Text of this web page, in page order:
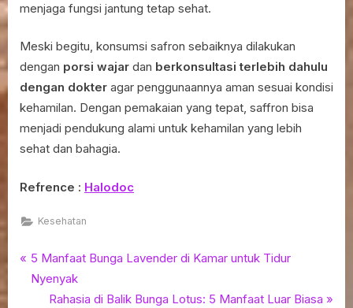
menjaga fungsi jantung tetap sehat.
Meski begitu, konsumsi safron sebaiknya dilakukan
dengan porsi wajar dan berkonsultasi terlebih dahulu
dengan dokter agar penggunaannya aman sesuai kondisi
kehamilan. Dengan pemakaian yang tepat, saffron bisa
menjadi pendukung alami untuk kehamilan yang lebih
sehat dan bahagia.
Refrence : Halodoc
Kesehatan
Navigasi
pos
P
r
5 Manfaat Bunga Lavender di Kamar untuk Tidur
Nyenyak
N
Rahasia di Balik Bunga Lotus: 5 Manfaat Luar Biasa